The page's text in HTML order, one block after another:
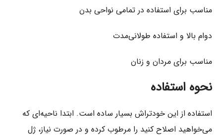
مناسب برای استفاده در تمامی نواحی بدن
دوام بالا و استفاده طولانی‌مدت
مناسب برای مردان و زنان
نحوه استفاده
استفاده از این خودتراش بسیار ساده است. ابتدا ناحیه‌ای که
می‌خواهید اصلاح کنید را مرطوب کرده و در صورت نیاز، ژل